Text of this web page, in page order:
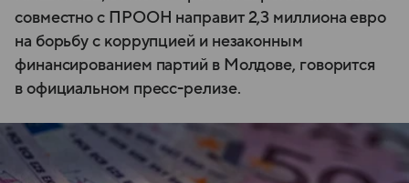
совместно с ПРООН направит 2,3 миллиона евро
на борьбу с коррупцией и незаконным
финансированием партий в Молдове, говорится
в официальном пресс-релизе.